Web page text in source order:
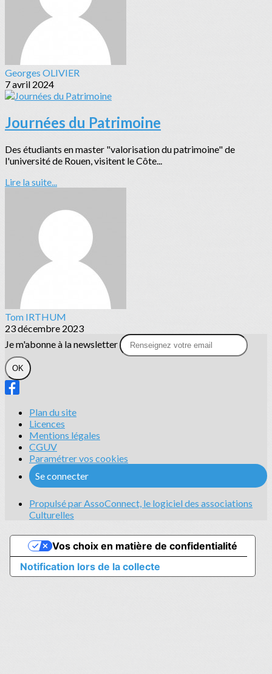
Georges OLIVIER
7 avril 2024
Journées du Patrimoine
Des étudiants en master "valorisation du patrimoine" de
l'université de Rouen, visitent le Côte...
Lire la suite...
Tom IRTHUM
23 décembre 2023
Je m'abonne à la newsletter
OK
Plan du site
Licences
Mentions légales
CGUV
Paramétrer vos cookies
Se connecter
Propulsé par AssoConnect, le logiciel des associations
Culturelles
Notification lors de la collecte
Vos choix en matière de confidentialité